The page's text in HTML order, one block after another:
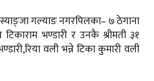
स्याङ्जा गल्याङ नगरपिलका– ७ ठेगाना
भण्डारी र उनकै श्रीमती ३१
वली भन्ने टिका कुमारी वली